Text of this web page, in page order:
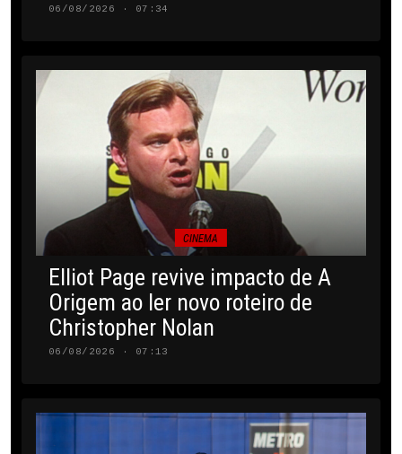
06/08/2026 · 07:34
CINEMA
Elliot Page revive impacto de A
Origem ao ler novo roteiro de
Christopher Nolan
06/08/2026 · 07:13